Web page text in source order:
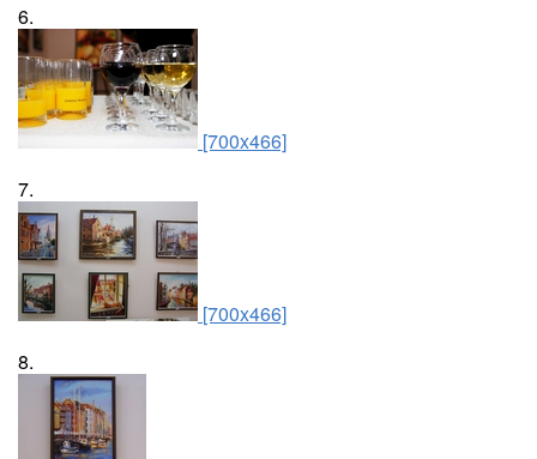
6.
[700x466]
7.
[700x466]
8.